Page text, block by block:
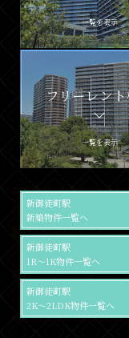
一覧を表示
フリーレン
一覧を表示
新御徒町駅
新築物件一覧へ
新御徒町駅
1R～1K物件一覧へ
新御徒町駅
2K～2LDK物件一覧へ